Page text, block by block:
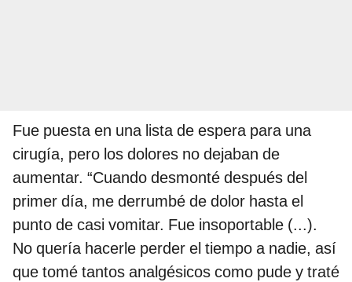
Fue puesta en una lista de espera para una
cirugía, pero los dolores no dejaban de
aumentar. “Cuando desmonté después del
primer día, me derrumbé de dolor hasta el
punto de casi vomitar. Fue insoportable (...).
No quería hacerle perder el tiempo a nadie, así
que tomé tantos analgésicos como pude y traté